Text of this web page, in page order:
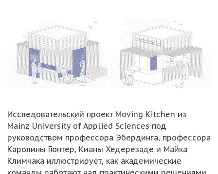
Исследовательский проект Moving Kitchen из
Mainz University of Applied Sciences под
руководством профессора Эбердинга, профессора
Каролины Гюнтер, Кианы Хедерезаде и Майка
Климчака иллюстрирует, как академические